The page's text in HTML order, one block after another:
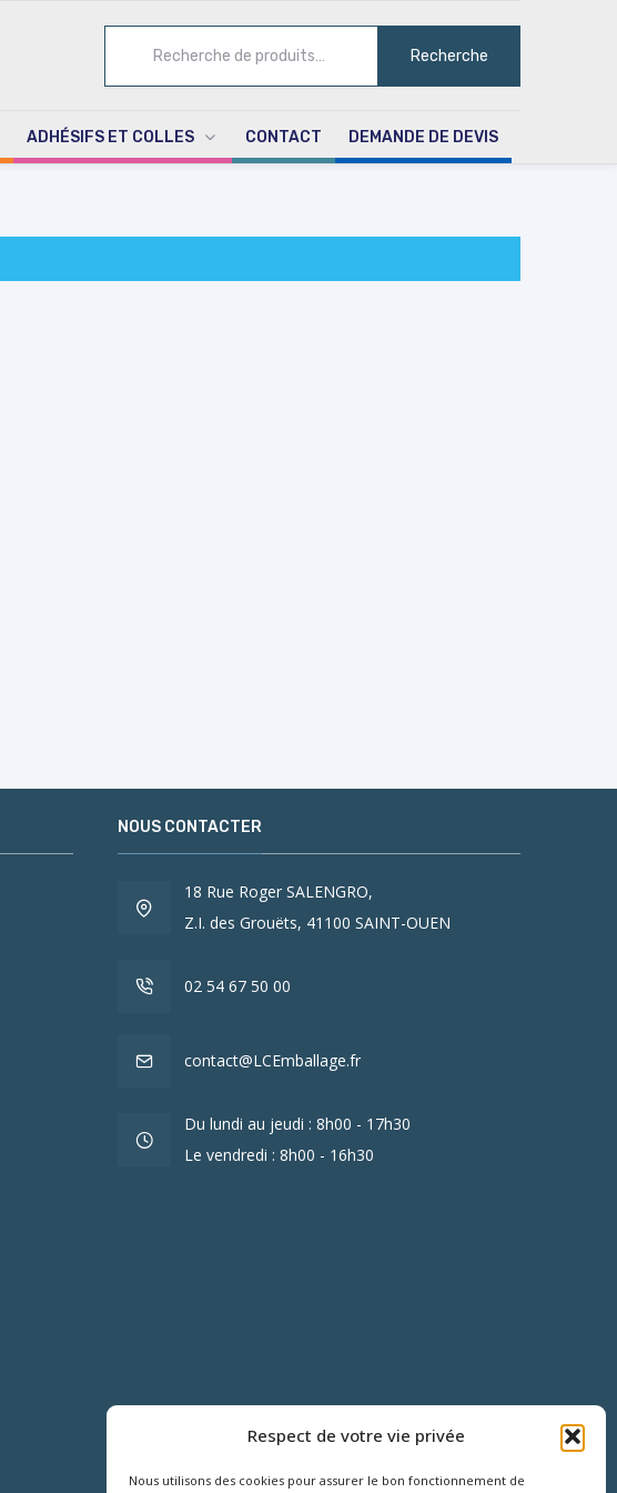
Respect de votre vie privée
Nous utilisons des cookies pour assurer le bon fonctionnement de
Recherche
ADHÉSIFS ET COLLES CONTACT DEMANDE DE DEVIS
NOUS CONTACTER
18 Rue Roger SALENGRO,
Z.I. des Grouëts, 41100 SAINT-OUEN
02 54 67 50 00
contact@LCEmballage.fr
Du lundi au jeudi : 8h00 - 17h30
Le vendredi : 8h00 - 16h30